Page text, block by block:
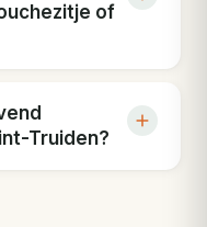
of
Truiden?